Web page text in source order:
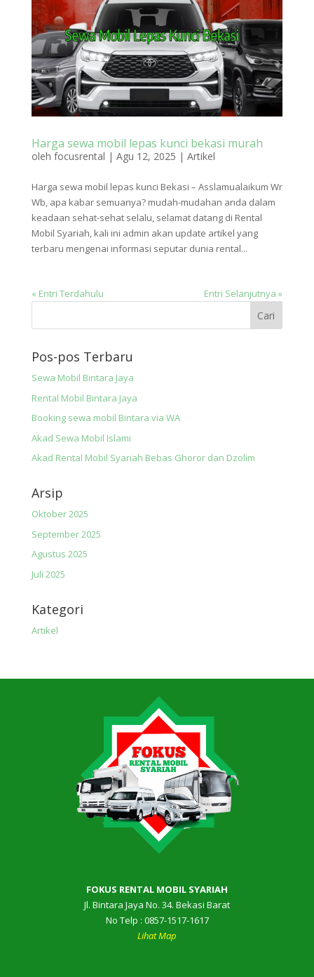
Harga sewa mobil lepas kunci bekasi murah
oleh focusrental | Agu 12, 2025 | Artikel
Harga sewa mobil lepas kunci Bekasi – Asslamualaikum Wr
Wb, apa kabar semuanya? mudah-mudahan anda dalam
keadaan sehat-sehat selalu, selamat datang di Rental
Mobil Syariah, kali ini admin akan update artikel yang
terbaru mengenai informasi seputar dunia rental...
« Entri Terdahulu Entri Selanjutnya »
Pos-pos Terbaru
Sewa Mobil Bintara Jaya
Rental Mobil Bintara Jaya
Booking sewa mobil Bintara via WA
Akad Sewa Mobil Islami
Akad Rental Mobil Syariah Bebas Ghoror dan Dzolim
Arsip
Oktober 2025
September 2025
Agustus 2025
Juli 2025
Kategori
Artikel
FOKUS RENTAL MOBIL SYARIAH
Jl. Bintara Jaya No. 34. Bekasi Barat
No Telp : 0857-1517-1617
Lihat Map